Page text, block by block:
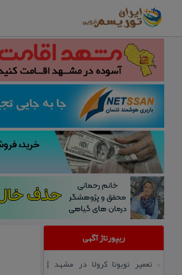
ریپورتاژ آگهی
:: تعمیر تویوتا كرولا در مشهد |